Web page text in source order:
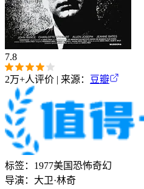
7.8
2万+人评价 | 来源： 豆瓣
标签： 1977美国恐怖奇幻
导演： 大卫·林奇